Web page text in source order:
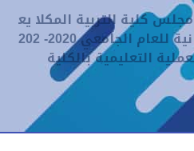
مجلس كلية التربية المكلا يع
قد دورته الاعتيادية الثانية للعام الجامعي 2020- 202